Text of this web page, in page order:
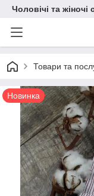
Чоловічі та
Товари та
Новинка